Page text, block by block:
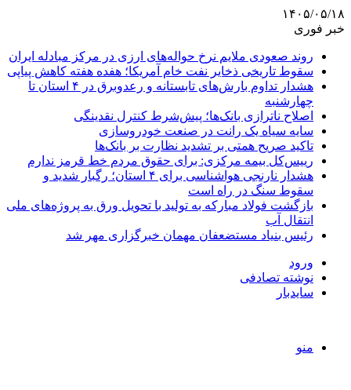
۱۴۰۵/۰۵/۱۸
خبر فوری
روند صعودی ملایم نرخ حواله‌های ارزی در مرکز مبادله ایران
سقوط تاریخی ذخایر نفت خام آمریکا؛ هفده هفته کاهش پیاپی
هشدار تداوم بارش‌های تابستانه و رعدوبرق در ۴ استان تا
چهارشنبه
اصلاح ناترازی بانک‌ها؛ پیش‌شرط کنترل نقدینگی
سایه سیاه یک رانت در صنعت خودروسازی
تاکید صریح همتی بر تشدید نظارت بر بانک‌ها
رییس‌کل بیمه مرکزی: برای حقوق مردم خط قرمز ندارم
هشدار نارنجی هواشناسی برای ۴ استان؛ رگبار شدید و
سقوط سنگ در راه است
بازگشت فولاد مبارکه به تولید با تحویل ورق به پروژه‌های ملی
انتقال آب
رئیس بنیاد مستضعفان مهمان خبرگزاری مهر شد
ورود
نوشته تصادفی
سایدبار
منو